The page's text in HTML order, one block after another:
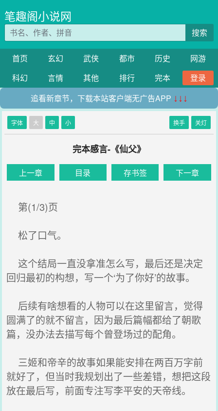
笔趣阁小说网
搜索
首页 玄幻 武侠 都市 历史
网游
科幻
言情 其他 排行 完本
登录
追看新章节，下载本站客户端无广告APP ↓↓↓
字体 大 中 小 换手 关灯
完本感言-《仙父》
上一章 目录 存书签 下一章
第(1/3)页
松了口气。
这个结局一直没拿准怎么写，最后还是决定
回归最初的构想，写一个‘为了你好’的故事。
后续有啥想看的人物可以在这里留言，觉得
圆满了的就不留言，因为最后篇幅都给了朝歌
篇，没办法去描写每个曾登场过的配角。
三姬和帝辛的故事如果能安排在两百万字前
就好了，但当时我规划出了一些差错，想把这段
放在最后写，前面专注写李平安的天帝线。